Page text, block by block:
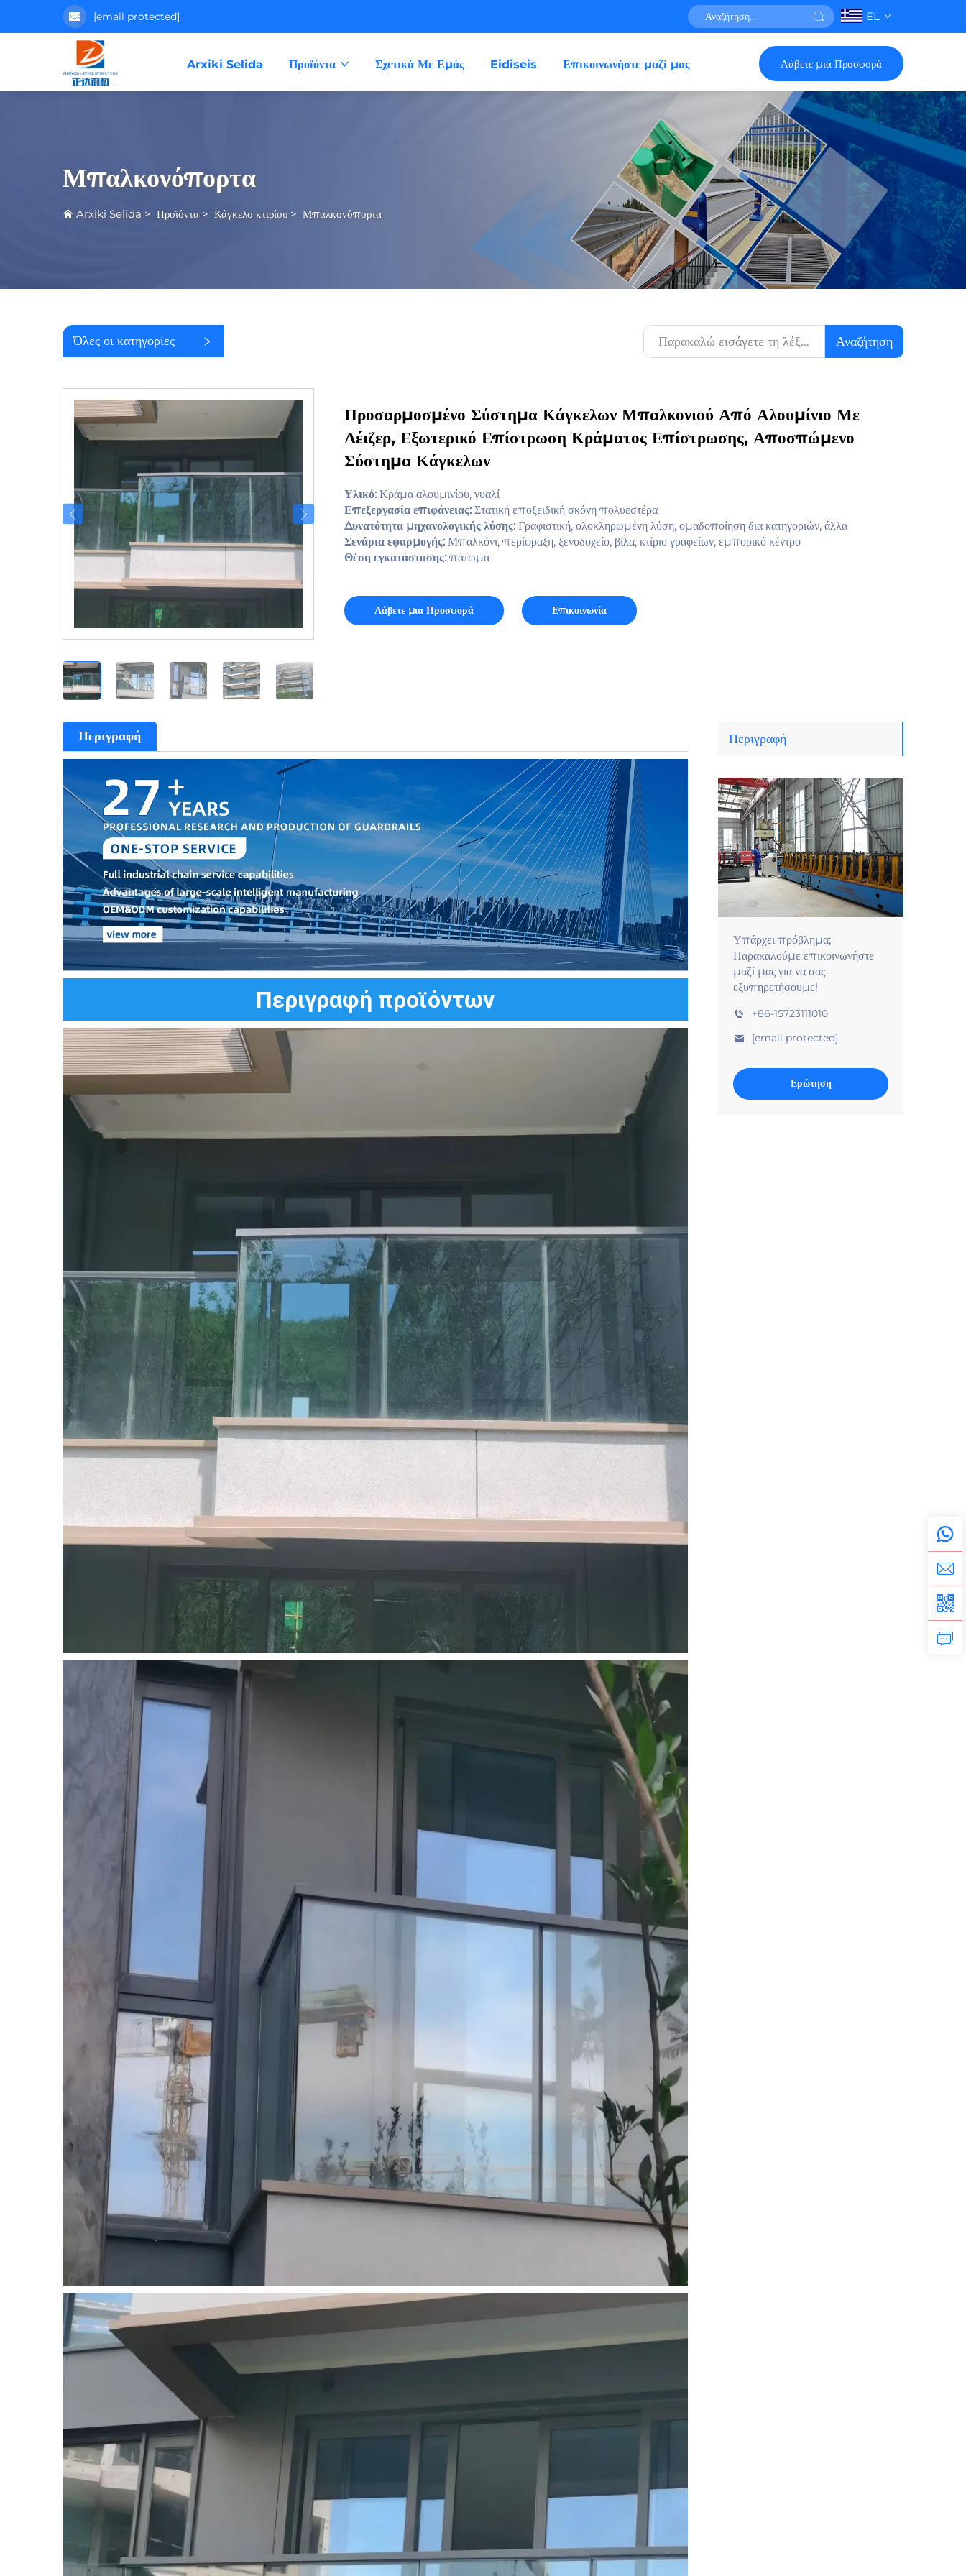
[email protected] EL
Arxiki Selida Προϊόντα Σχετικά Με Εμάς Eidiseis Επικοινωνήστε μαζί μας Λάβετε μια Προσφορά
Μπαλκονόπορτα
Arxiki Selida > Προϊόντα > Κάγκελο κτιρίου > Μπαλκονόπορτα
Όλες οι κατηγορίες Αναζήτηση
Προσαρμοσμένο Σύστημα Κάγκελων Μπαλκονιού Από Αλουμίνιο Με
Λέιζερ, Εξωτερικό Επίστρωση Κράματος Επίστρωσης, Αποσπώμενο
Σύστημα Κάγκελων
Υλικό: Κράμα αλουμινίου, γυαλί
Επεξεργασία επιφάνειας: Στατική εποξειδική σκόνη πολυεστέρα
Δυνατότητα μηχανολογικής λύσης: Γραφιστική, ολοκληρωμένη λύση, ομαδοποίηση δια κατηγοριών, άλλα
Σενάρια εφαρμογής: Μπαλκόνι, περίφραξη, ξενοδοχείο, βίλα, κτίριο γραφείων, εμπορικό κέντρο
Θέση εγκατάστασης: πάτωμα
Λάβετε μια Προσφορά Επικοινωνία
Περιγραφή
Υπάρχει πρόβλημα;
Παρακαλούμε επικοινωνήστε
μαζί μας για να σας
εξυπηρετήσουμε!
+86-15723111010
[email protected]
Ερώτηση
Περιγραφή
Περιγραφή προϊόντων